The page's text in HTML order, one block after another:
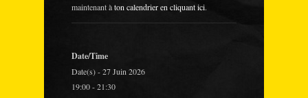
maintenant àton calendrier en cliquant ici.
Date/Time
Date(s) - 27 Juin 2026
19:00 - 21:30